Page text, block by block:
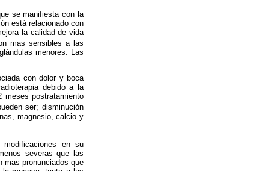
se manifiesta con la
está relacionado con
la calidad de vida
mas sensibles a las
menores. Las
con dolor y boca
debido a la
meses postratamiento
ser; disminución
magnesio, calcio y
en su
severas que las
mas pronunciados que